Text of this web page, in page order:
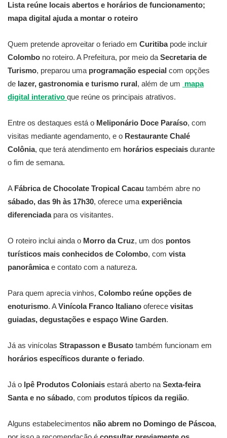
Lista reúne locais abertos e horários de funcionamento;
mapa digital ajuda a montar o roteiro
Quem pretende aproveitar o feriado em Curitibapode incluir
Colombo no roteiro. A Prefeitura, por meio da Secretaria de
Turismo, preparou uma programação especial com opções
de lazer, gastronomia e turismo rural, além de um mapa
digital interativo que reúne os principais atrativos.
Entre os destaques está o Meliponário Doce Paraíso, com
visitas mediante agendamento, e o Restaurante Chalé
Colônia, que terá atendimento em horários especiais durante
o fim de semana.
A Fábrica de Chocolate Tropical Cacau também abre no
sábado, das 9h às 17h30, oferece uma experiência
diferenciadapara os visitantes.
O roteiro inclui ainda o Morro da Cruz, um dos pontos
turísticos mais conhecidos de Colombo, com vista
panorâmicae contato com a natureza.
Para quem aprecia vinhos, Colombo reúne opções de
enoturismo. AVinícola Franco Italiano oferece visitas
guiadas, degustações e espaço Wine Garden.
Já as vinícolas Strapasson e Busato também funcionam em
horários específicos durante o feriado.
Já o Ipê Produtos Coloniais estará aberto na Sexta-feira
Santa e no sábado, com produtos típicos da região.
Alguns estabelecimentos não abrem no Domingo de Páscoa,